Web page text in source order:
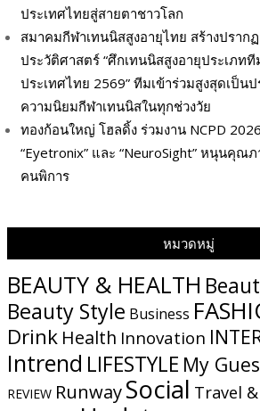
ประเทศไทยสู่สายตาชาวโลก
สมาคมกีฬาเทนนิสสูงอายุไทย สร้างปราก
ประวัติศาสตร์ “ศึกเทนนิสสูงอายุประเภท
ประเทศไทย 2569” ทีมเข้าร่วมสูงสุดเป็น
ความนิยมกีฬาเทนนิสในทุกช่วงวัย
ทองก้อนใหญ่ โฮลดิ้ง ร่วมงาน NCPD
“Eyetronix” และ “NeuroSight” หนุนคุณ
คนพิการ
หมวดหมู่
BEAUTY & HEALTH
Beauty Style Business
Drink Health Innovation
Intrend LIFESTYLE My​
REVIEW RunwaySocial Travel